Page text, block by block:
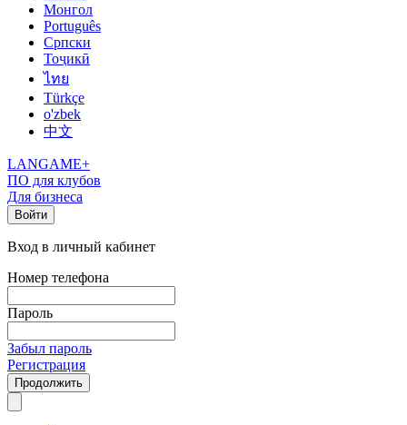
Монгол
Português
Српски
Тоҷикӣ
ไทย
Türkçe
o'zbek
中文
LANGAME+
ПО для клубов
Для бизнеса
Войти
Вход в личный кабинет
Номер телефона
Пароль
Забыл пароль
Регистрация
Продолжить